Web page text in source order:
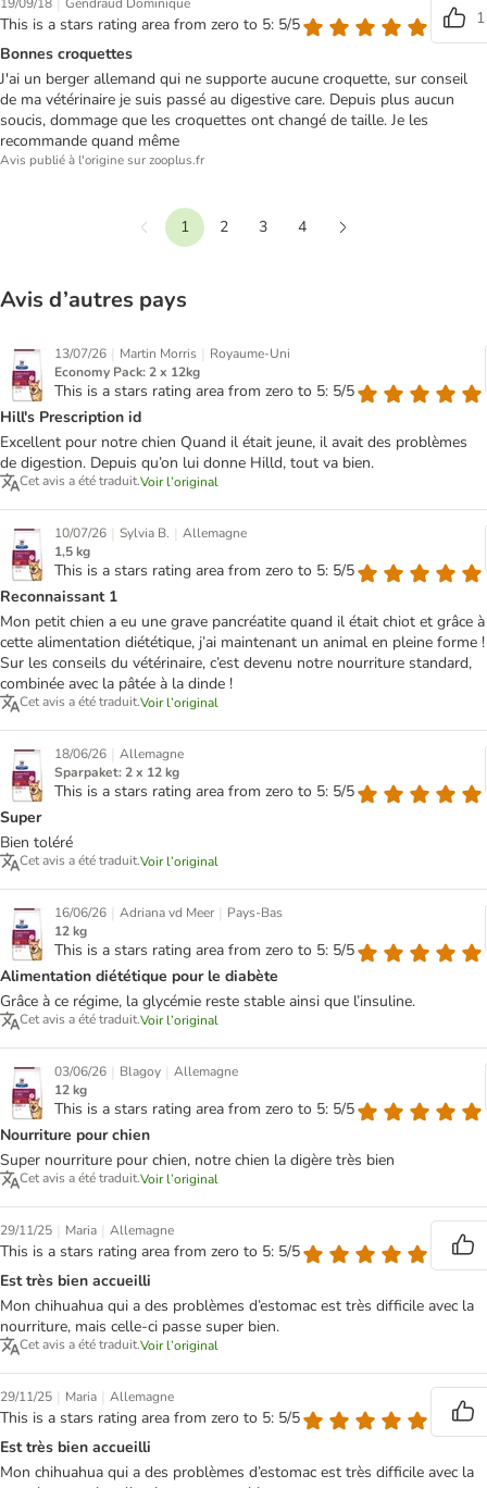
This is a stars rating area from zero to 5: 5/5
1
Bonnes croquettes
J'ai un berger allemand qui ne supporte aucune croquette, sur conseil
de ma vétérinaire je suis passé au digestive care. Depuis plus aucun
soucis, dommage que les croquettes ont changé de taille. Je les
recommande quand même
Avis publié à l'origine sur zooplus.fr
Précédent
1 2 3
4
Avis d’autres pays
13/07/26 | Martin Morris | Royaume-Uni
Economy Pack: 2 x 12kg
This is a stars rating area from zero to 5: 5/5
Hill's Prescription id
Excellent pour notre chien Quand il était jeune, il avait des problèmes
de digestion. Depuis qu’on lui donne Hilld, tout va bien.
Cet avis a été traduit.Voir l’original
10/07/26 | Sylvia B. | Allemagne
1,5 kg
This is a stars rating area from zero to 5: 5/5
Reconnaissant 1
Mon petit chien a eu une grave pancréatite quand il était chiot et grâce à
cette alimentation diététique, j’ai maintenant un animal en pleine forme !
Sur les conseils du vétérinaire, c’est devenu notre nourriture standard,
combinée avec la pâtée à la dinde !
Cet avis a été traduit.Voir l’original
18/06/26 | Allemagne
Sparpaket: 2 x 12 kg
This is a stars rating area from zero to 5: 5/5
Super
Bien toléré
Cet avis a été traduit.Voir l’original
16/06/26 | Adriana vd Meer | Pays-Bas
12 kg
This is a stars rating area from zero to 5: 5/5
Alimentation diététique pour le diabète
Grâce à ce régime, la glycémie reste stable ainsi que l’insuline.
Cet avis a été traduit.Voir l’original
03/06/26 | Blagoy | Allemagne
12 kg
This is a stars rating area from zero to 5: 5/5
Nourriture pour chien
Super nourriture pour chien, notre chien la digère très bien
Cet avis a été traduit.Voir l’original
29/11/25 | Maria | Allemagne
This is a stars rating area from zero to 5: 5/5
Est très bien accueilli
Mon chihuahua qui a des problèmes d’estomac est très difficile avec la
nourriture, mais celle-ci passe super bien.
Cet avis a été traduit.Voir l’original
29/11/25 | Maria | Allemagne
This is a stars rating area from zero to 5: 5/5
Est très bien accueilli
Mon chihuahua qui a des problèmes d’estomac est très difficile avec la